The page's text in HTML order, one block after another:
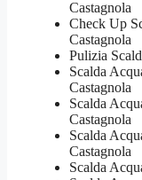
Castagnola
Check Up
Castagnola
Pulizia
Scalda
Castagnola
Scalda
Castagnola
Scalda
Castagnola
Scalda